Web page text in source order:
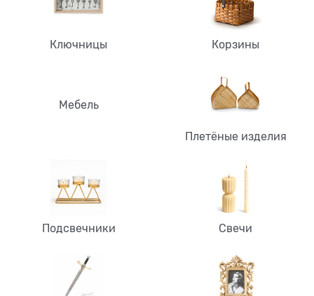
Ключницы Корзины
Мебель
Плетёные изделия
Подсвечники Свечи